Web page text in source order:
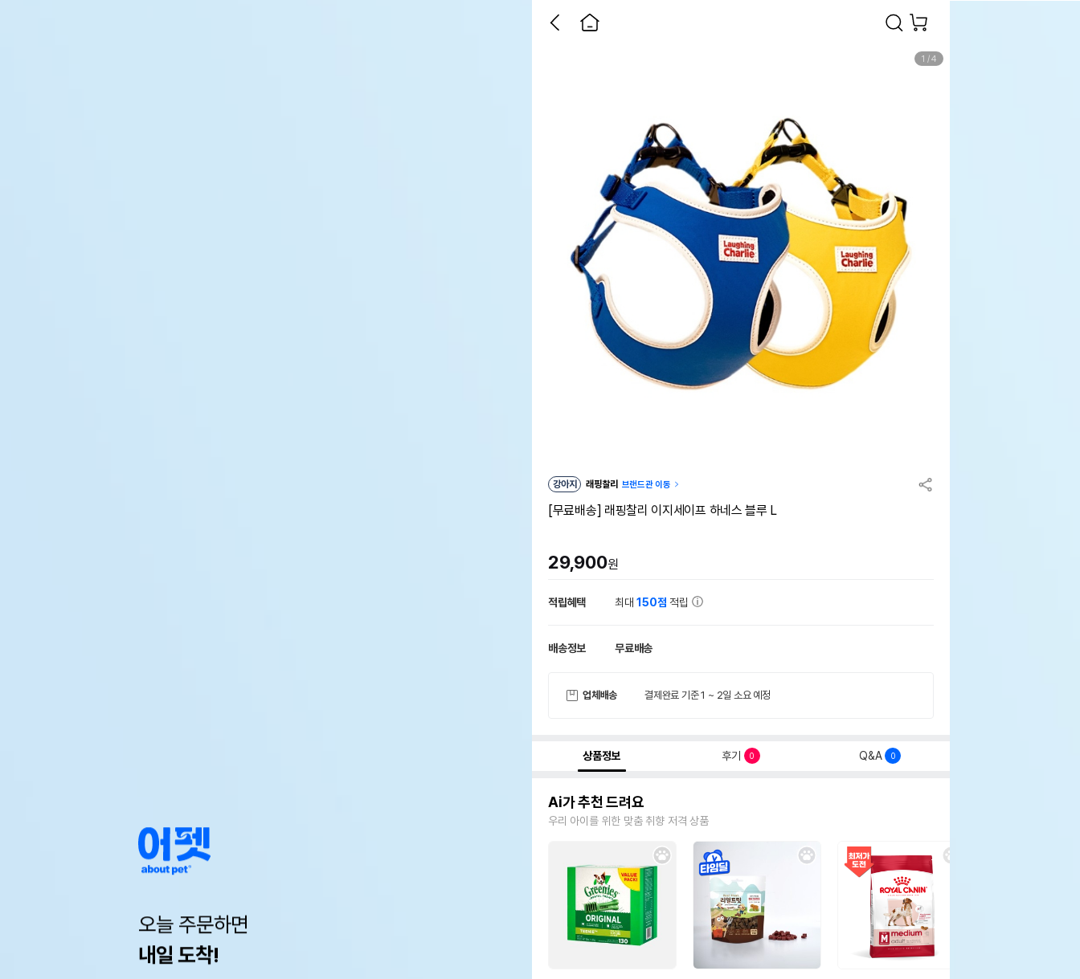
오늘 주문하면
내일 도착!
1 /4
강아지 래핑찰리 브랜드관 이동
[무료배송] 래핑찰리 이지세이프 하네스 블루 L
29,900원
적립혜택 최대150점 적립
배송정보 무료배송
업체배송 결제완료 기준 1 ~ 2일 소요 예정
상품정보 후기 0 Q&A 0
Ai가 추천 드려요
우리 아이를 위한 맞춤 취향 저격 상품